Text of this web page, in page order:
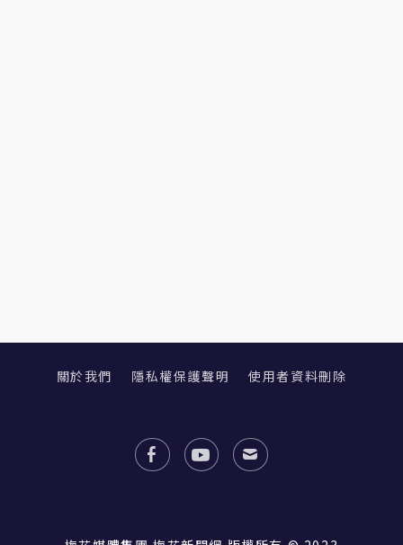
關於我們 隱私權保護聲明 使用者資料刪除